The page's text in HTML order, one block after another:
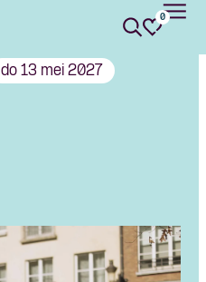
0
do 13 mei 2027